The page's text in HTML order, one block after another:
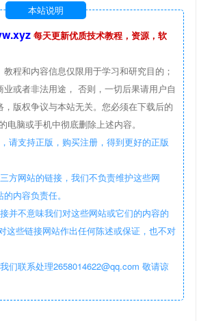
本站说明
每天更新优质技术教程，资源，软
程和内容信息仅限用于学习和研究目的；
或者非法用途， 否则，一切后果请用户自
版权争议与本站无关。您必须在下载后的
电脑或手机中彻底删除上述内容。
请支持正版，购买注册，得到更好的正版
方网站的链接，我们不负责维护这些网
内容负责任。
并不意味我们对这些网站或它们的内容的
这些链接网站作出任何陈述或保证，也不对
们联系处理2658014622@qq.com 敬请谅